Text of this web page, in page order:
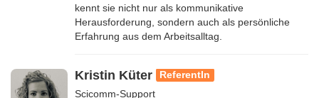
kennt sie nicht nur als kommunikative
Herausforderung, sondern auch als persönliche
Erfahrung aus dem Arbeitsalltag.
Kristin Küter ReferentIn
Scicomm-Support